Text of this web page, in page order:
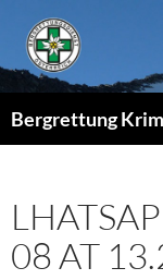
Inhalt
springen
Bergrettung
08 AT